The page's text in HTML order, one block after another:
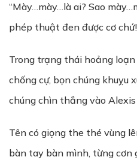
“Mày…mày…là ai? Sao
phép thuật đen được cơ
Trong trạng thái hoảng
chống cự, bọn chúng khuỵu
chúng chìn thẳng vào
Tên có giọng the thé vùng
bàn tay bàn mình, từng cơn